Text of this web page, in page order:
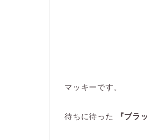
マッキーです。
待ちに待った 『ブラ